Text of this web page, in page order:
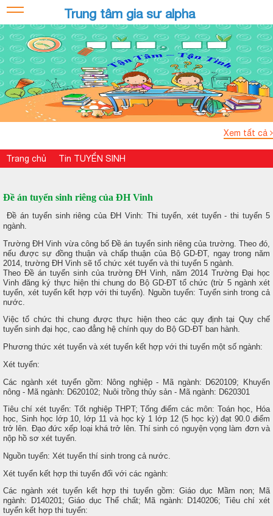
Trung tâm gia sư alpha
Xem tất cả
Trang chủ Tin TUYỂN SINH
Đề án tuyển sinh riêng của ĐH Vinh
Đề án tuyển sinh riêng của ĐH Vinh: Thi tuyển, xét tuyển - thi tuyển 5
ngành.
Trường ĐH Vinh vừa công bố Đề án tuyển sinh riêng của trường. Theo đó,
nếu được sự đồng thuận và chấp thuận của Bộ GD-ĐT, ngay trong năm
2014, trường ĐH Vinh sẽ tổ chức xét tuyển và thi tuyển 5 ngành.
Theo Đề án tuyển sinh của trường ĐH Vinh, năm 2014 Trường Đại học
Vinh đăng ký thực hiện thi chung do Bộ GD-ĐT tổ chức (trừ 5 ngành xét
tuyển, xét tuyển kết hợp với thi tuyển). Nguồn tuyển: Tuyển sinh trong cả
nước.
Việc tổ chức thi chung được thực hiện theo các quy định tại Quy chế
tuyển sinh đại học, cao đẳng hệ chính quy do Bộ GD-ĐT ban hành.
Phương thức xét tuyển và xét tuyển kết hợp với thi tuyển một số ngành:
Xét tuyển:
Các ngành xét tuyển gồm: Nông nghiệp - Mã ngành: D620109; Khuyến
nông - Mã ngành: D620102; Nuôi trồng thủy sản - Mã ngành: D620301
Tiêu chí xét tuyển: Tốt nghiệp THPT; Tổng điểm các môn: Toán học, Hóa
học, Sinh học lớp 10, lớp 11 và học kỳ 1 lớp 12 (5 học kỳ) đạt 90.0 điểm
trở lên. Đạo đức xếp loại khá trở lên. Thí sinh có nguyện vọng làm đơn và
nộp hồ sơ xét tuyển.
Nguồn tuyển: Xét tuyển thí sinh trong cả nước.
Xét tuyển kết hợp thi tuyển đối với các ngành:
Các ngành xét tuyển kết hợp thi tuyển gồm: Giáo dục Mầm non; Mã
ngành: D140201; Giáo dục Thể chất; Mã ngành: D140206; Tiêu chí xét
tuyển kết hợp thi tuyển: